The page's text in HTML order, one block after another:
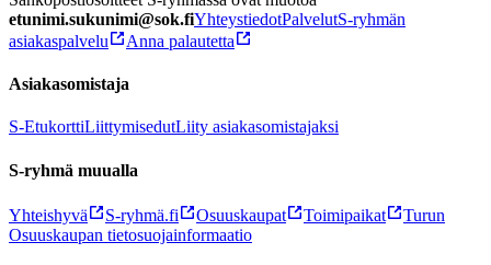
etunimi.sukunimi@sok.fiYhteystiedotPalvelutS-ryhmän
asiakaspalvelu
Anna palautetta
Asiakasomistaja
S-EtukorttiLiittymisedutLiity asiakasomistajaksi
S-ryhmä muualla
Yhteishyvä S-ryhmä.fi Osuuskaupat Toimipaikat
Turun
Osuuskaupan tietosuojainformaatio